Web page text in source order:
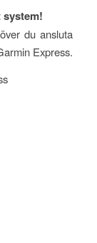
du ansluta
Express.